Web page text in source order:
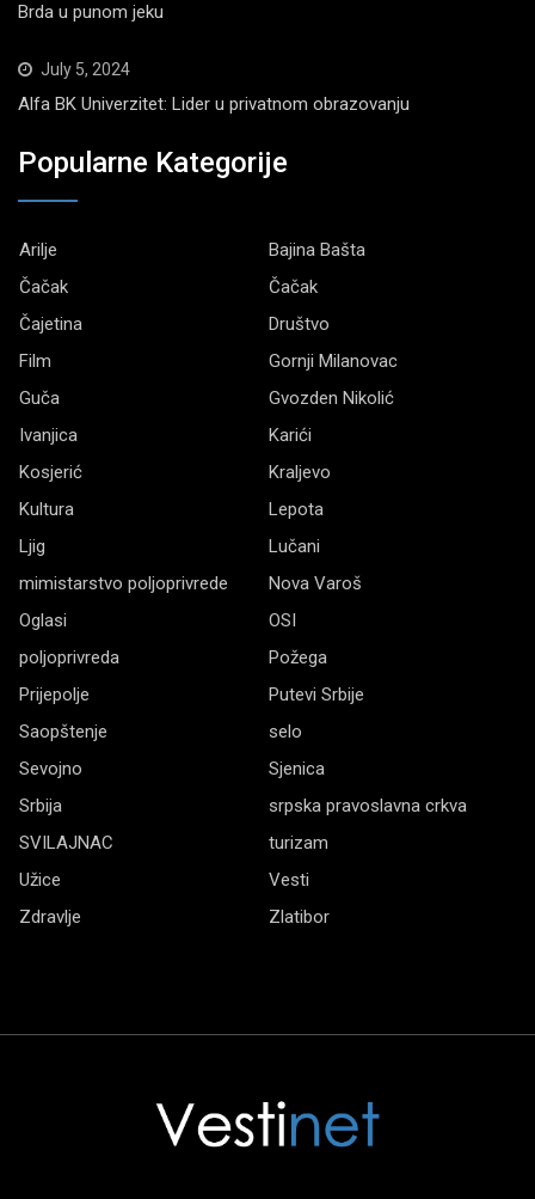
Brda u punom jeku
July 5, 2024
Alfa BK Univerzitet: Lider u privatnom obrazovanju
Popularne Kategorije
Arilje
Bajina Bašta
Čačak
Čačak
Čajetina
Društvo
Film
Gornji Milanovac
Guča
Gvozden Nikolić
Ivanjica
Karići
Kosjerić
Kraljevo
Kultura
Lepota
Ljig
Lučani
mimistarstvo poljoprivrede
Nova Varoš
Oglasi
OSI
poljoprivreda
Požega
Prijepolje
Putevi Srbije
Saopštenje
selo
Sevojno
Sjenica
Srbija
srpska pravoslavna crkva
SVILAJNAC
turizam
Užice
Vesti
Zdravlje
Zlatibor